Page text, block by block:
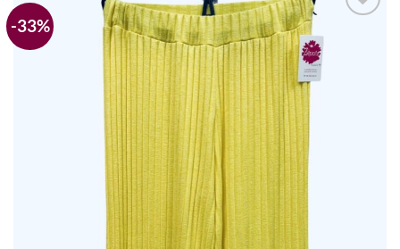
-33%